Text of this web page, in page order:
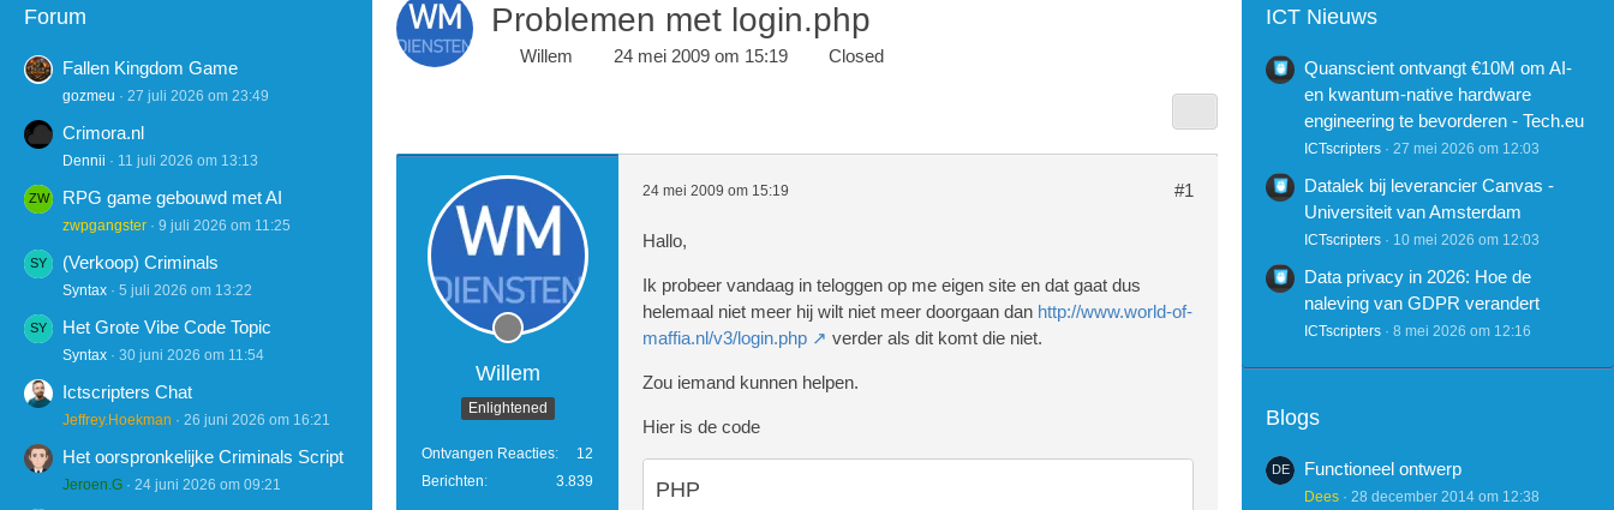
Forum
Fallen Kingdom Game
gozmeu 27 juli 2026 om 23:49
Crimora.nl
Dennii 11 juli 2026 om 13:13
RPG game gebouwd met AI
zwpgangster 9 juli 2026 om 11:25
(Verkoop) Criminals
Syntax 5 juli 2026 om 13:22
Het Grote Vibe Code Topic
Syntax 30 juni 2026 om 11:54
Ictscripters Chat
Jeffrey.Hoekman 26 juni 2026 om 16:21
Het oorspronkelijke Criminals Script
Jeroen.G 24 juni 2026 om 09:21
Problemen met login.php
Willem 24 mei 2009 om 15:19 Closed
Willem
Enlightened
Ontvangen Reacties
12
Berichten
3.839
24 mei 2009 om 15:19 #1
Hallo,
Ik probeer vandaag in teloggen op me eigen site en dat gaat dus
helemaal niet meer hij wilt niet meer doorgaan dan http://www.world-of-
maffia.nl/v3/login.php
verder als dit komt die niet.
Zou iemand kunnen helpen.
Hier is de code
PHP
ICT Nieuws
Quanscient ontvangt €10M om AI-
en kwantum-native hardware
engineering te bevorderen - Tech.eu
ICTscripters 27 mei 2026 om 12:03
Datalek bij leverancier Canvas -
Universiteit van Amsterdam
ICTscripters 10 mei 2026 om 12:03
Data privacy in 2026: Hoe de
naleving van GDPR verandert
ICTscripters 8 mei 2026 om 12:16
Blogs
Functioneel ontwerp
Dees 28 december 2014 om 12:38